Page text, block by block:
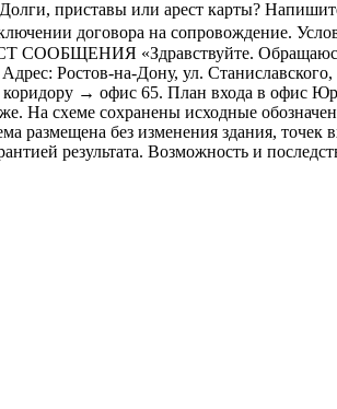
приставы или арест карты?
договора на сопровождение.
СООБЩЕНИЯ «Здравствуйте.
Ростов-на-Дону, ул.
→ офис 65. План входа в офис
На схеме сохранены исходные
размещена без изменения здания,
результата. Возможность и